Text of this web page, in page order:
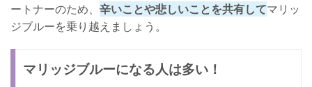
ートナーのため、 辛いことや悲しいことを共有してマリッ
ジブルーを乗り越えましょう。
マリッジブルーになる人は多い！